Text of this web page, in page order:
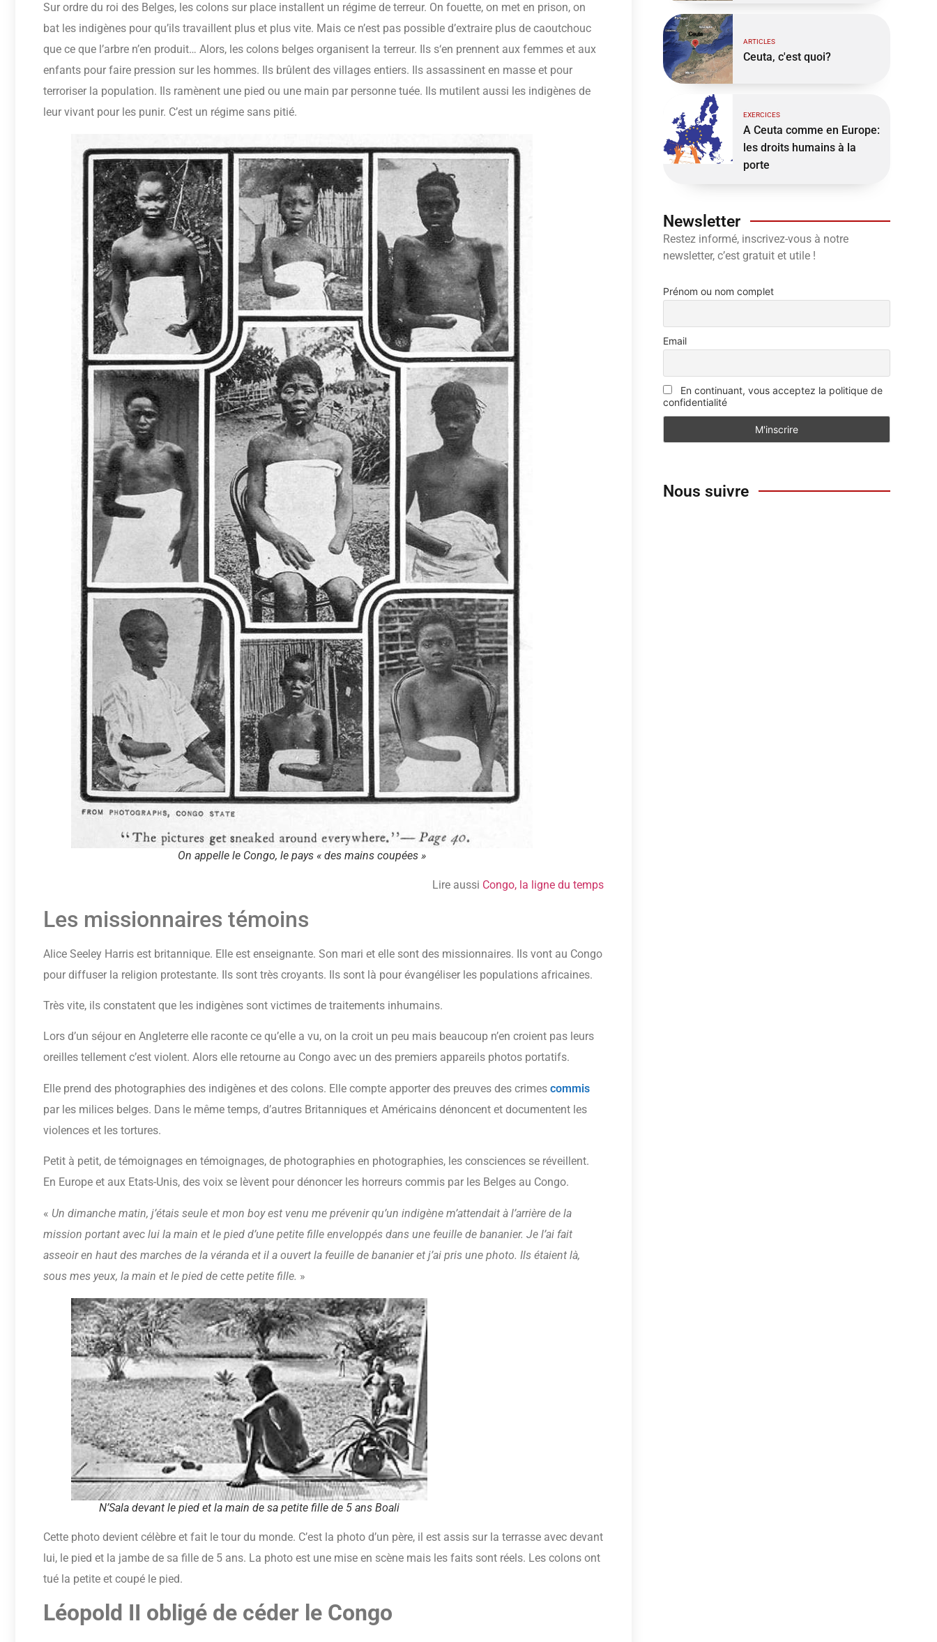
Sur ordre du roi des Belges, les colons sur place installent un régime de terreur. On fouette, on met en prison, on
bat les indigènes pour qu’ils travaillent plus et plus vite. Mais ce n’est pas possible d’extraire plus de caoutchouc
que ce que l’arbre n’en produit… Alors, les colons belges organisent la terreur. Ils s‘en prennent aux femmes et aux
enfants pour faire pression sur les hommes. Ils brûlent des villages entiers. Ils assassinent en masse et pour
terroriser la population. Ils ramènent une pied ou une main par personne tuée. Ils mutilent aussi les indigènes de
leur vivant pour les punir. C’est un régime sans pitié.
On appelle le Congo, le pays « des mains coupées »
Lire aussi Congo, la ligne du temps
Les missionnaires témoins
Alice Seeley Harris est britannique. Elle est enseignante. Son mari et elle sont des missionnaires. Ils vont au Congo
pour diffuser la religion protestante. Ils sont très croyants. Ils sont là pour évangéliser les populations africaines.
Très vite, ils constatent que les indigènes sont victimes de traitements inhumains.
Lors d’un séjour en Angleterre elle raconte ce qu’elle a vu, on la croit un peu mais beaucoup n’en croient pas leurs
oreilles tellement c’est violent. Alors elle retourne au Congo avec un des premiers appareils photos portatifs.
Elle prend des photographies des indigènes et des colons. Elle compte apporter des preuves des crimes commis
par les milices belges. Dans le même temps, d’autres Britanniques et Américains dénoncent et documentent les
violences et les tortures.
Petit à petit, de témoignages en témoignages, de photographies en photographies, les consciences se réveillent.
En Europe et aux Etats-Unis, des voix se lèvent pour dénoncer les horreurs commis par les Belges au Congo.
« Un dimanche matin, j’étais seule et mon boy est venu me prévenir qu’un indigène m’attendait à l’arrière de la
mission portant avec lui la main et le pied d’une petite fille enveloppés dans une feuille de bananier. Je l’ai fait
asseoir en haut des marches de la véranda et il a ouvert la feuille de bananier et j’ai pris une photo. Ils étaient là,
sous mes yeux, la main et le pied de cette petite fille. »
N’Sala devant le pied et la main de sa petite fille de 5 ans Boali
Cette photo devient célèbre et fait le tour du monde. C’est la photo d’un père, il est assis sur la terrasse avec devant
lui, le pied et la jambe de sa fille de 5 ans. La photo est une mise en scène mais les faits sont réels. Les colons ont
tué la petite et coupé le pied.
Léopold II obligé de céder le Congo
ARTICLES
Ceuta, c'est quoi?
EXERCICES
A Ceuta comme en Europe:
les droits humains à la
porte
Newsletter
Restez informé, inscrivez-vous à notre
newsletter, c’est gratuit et utile !
Prénom ou nom complet
Email
En continuant, vous acceptez la politique de
confidentialité
Nous suivre